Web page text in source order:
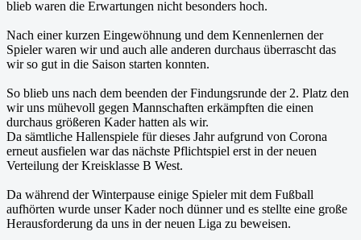
blieb waren die Erwartungen nicht besonders hoch.
Nach einer kurzen Eingewöhnung und dem Kennenlernen der
Spieler waren wir und auch alle anderen durchaus überrascht das
wir so gut in die Saison starten konnten.
So blieb uns nach dem beenden der Findungsrunde der 2. Platz den
wir uns mühevoll gegen Mannschaften erkämpften die einen
durchaus größeren Kader hatten als wir.
Da sämtliche Hallenspiele für dieses Jahr aufgrund von Corona
erneut ausfielen war das nächste Pflichtspiel erst in der neuen
Verteilung der Kreisklasse B West.
Da während der Winterpause einige Spieler mit dem Fußball
aufhörten wurde unser Kader noch dünner und es stellte eine große
Herausforderung da uns in der neuen Liga zu beweisen.